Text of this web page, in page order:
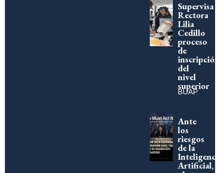
Supervisa
Rectora
Lilia
Cedillo
proceso
de
inscripción
del
nivel
superior
BUAP
Ante
los
riesgos
de la
Artificial,